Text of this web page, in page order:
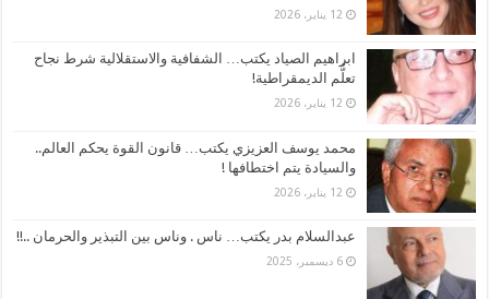
12 يناير، 2026
ابراهيم الصياد يكتب… الشفافية والاستقلالية شرط نجاح
تعلُّم الديمقراطية!
12 يناير، 2026
محمد يوسف العزيزي يكتب… قانون القوة يحكم العالم..
والسيادة يتم اختطافها !
12 يناير، 2026
عبدالسلام بدر يكتب… ناس . وناس بين التبذير والحرمان ..!!
6 ديسمبر، 2025